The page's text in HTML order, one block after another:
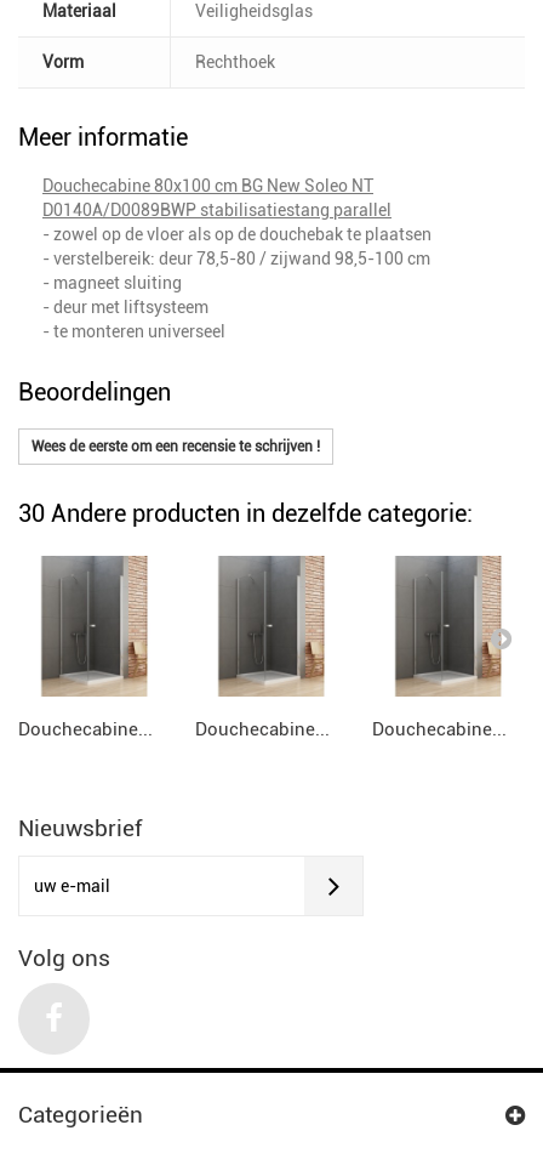
Materiaal Veiligheidsglas
Vorm Rechthoek
Meer informatie
Douchecabine 80x100 cm BG New Soleo NT
D0140A/D0089BWP stabilisatiestang parallel
- zowel op de vloer als op de douchebak te plaatsen
- verstelbereik: deur 78,5-80 / zijwand 98,5-100 cm
- magneet sluiting
- deur met liftsysteem
- te monteren universeel
Beoordelingen
Wees de eerste om een recensie te schrijven !
30 Andere producten in dezelfde categorie:
Douchecabine... Douchecabine... Douchecabine...
Nieuwsbrief
Volg ons
Categorieën